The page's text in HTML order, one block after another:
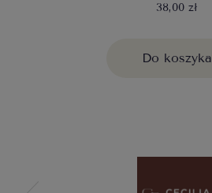
38,00 zł
Do koszyka